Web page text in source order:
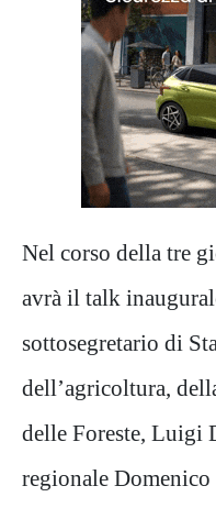
Nel corso della tre
avrà il talk
sottosegretario di
dell’agricoltura,
delle Foreste, Luigi
regionale Domenico